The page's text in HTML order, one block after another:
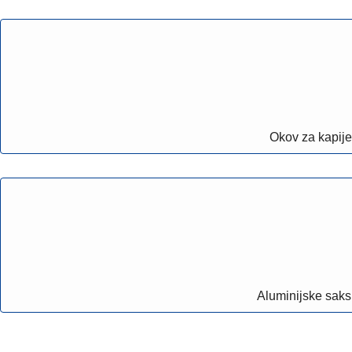
Okov za kapije
Aluminijske